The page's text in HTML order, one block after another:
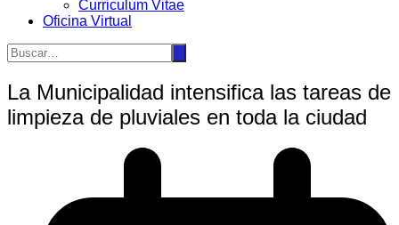
Curriculum Vitae
Oficina Virtual
La Municipalidad intensifica las tareas de
limpieza de pluviales en toda la ciudad